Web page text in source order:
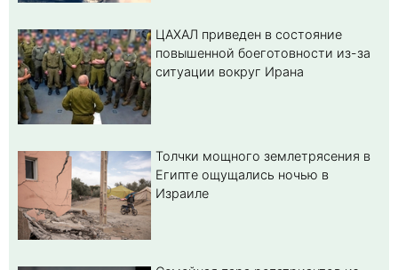
ЦАХАЛ приведен в состояние
повышенной боеготовности из-за
ситуации вокруг Ирана
Толчки мощного землетрясения в
Египте ощущались ночью в
Израиле